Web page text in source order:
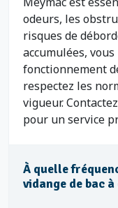
odeurs, les
risques de
accumulées,
fonctionnement
respectez les
vigueur.
pour un service
À quelle
vidange de bac